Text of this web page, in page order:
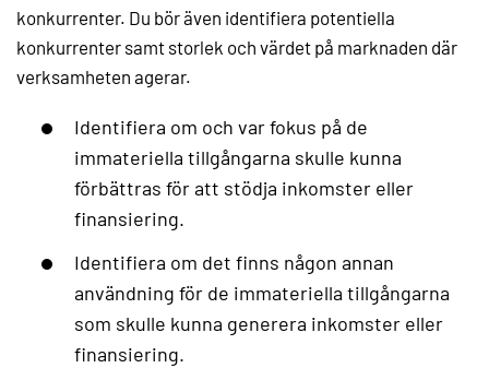
konkurrenter. Du bör även identifiera potentiella
konkurrenter samt storlek och värdet på marknaden där
verksamheten agerar.
Identifiera om och var fokus på de
immateriella tillgångarna skulle kunna
förbättras för att stödja inkomster eller
finansiering.
Identifiera om det finns någon annan
användning för de immateriella tillgångarna
som skulle kunna generera inkomster eller
finansiering.